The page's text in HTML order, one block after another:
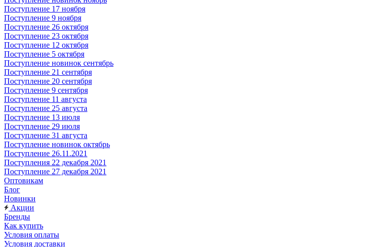
Поступление 17 ноября
Поступление 9 ноября
Поступление 26 октября
Поступление 23 октября
Поступление 12 октября
Поступление 5 октября
Поступление новинок сентябрь
Поступление 21 сентября
Поступление 20 сентября
Поступление 9 сентября
Поступление 11 августа
Поступление 25 августа
Поступление 13 июля
Поступление 29 июля
Поступление 31 августа
Поступление новинок октябрь
Поступление 26.11.2021
Поступления 22 декабря 2021
Поступление 27 декабря 2021
Оптовикам
Блог
Новинки
Акции
Бренды
Как купить
Условия оплаты
Условия доставки